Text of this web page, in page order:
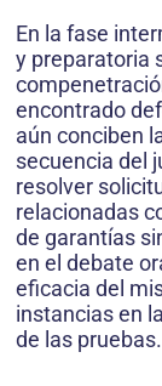
En la fase
y preparatoria
encontrado
aún conciben
secuencia del
resolver
relacionadas
de garantías
en el debate
eficacia del
instancias en
de las pruebas.